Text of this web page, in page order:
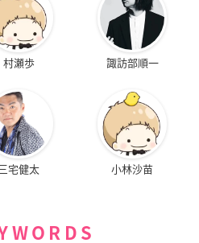
村瀬歩 諏訪部順一
宅健太 小林沙苗